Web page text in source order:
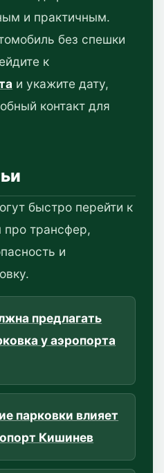
и практичным.
без спешки
к
и укажите дату,
контакт для
быстро перейти к
трансфер,
и
предлагать
у аэропорта
парковки влияет
Кишинев